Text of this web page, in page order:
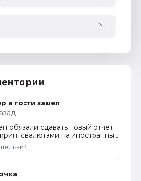
в гости зашел
обязали сдавать новый отчет
на иностранных